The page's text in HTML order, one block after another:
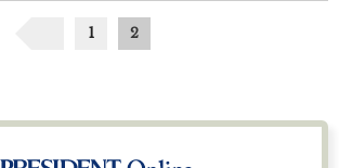
1 2